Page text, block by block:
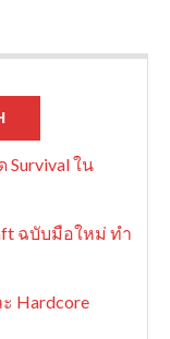
ใน
ฉบับมือใหม่ ทำ
Hardcore